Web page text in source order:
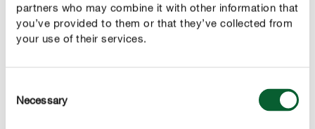
partners who may combine it with other information that
you’ve provided to them or that they’ve collected from
your use of their services.
Selection
Necessary
bienvenus dans des carrés potagers. Cultivés en
bordure, leur port retombant embellit naturellement le
carré potager. Mais n’oublions pas les gourmands : que
deux mètres de haut et se prêtent ainsi parfaitement à la